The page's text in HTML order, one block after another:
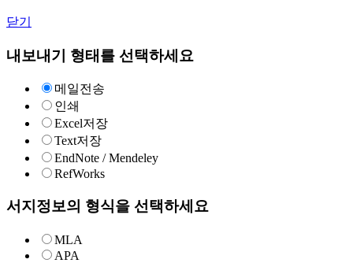
닫기
내보내기 형태를 선택하세요
메일전송
인쇄
Excel저장
Text저장
EndNote / Mendeley
RefWorks
서지정보의 형식을 선택하세요
MLA
APA